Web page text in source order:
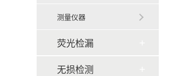
测量仪器
荧光检漏
无损检测